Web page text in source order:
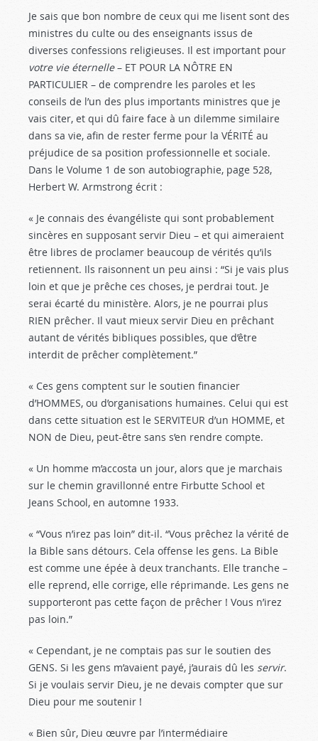
Je sais que bon nombre de ceux qui me lisent sont des
ministres du culte ou des enseignants issus de
diverses confessions religieuses. Il est important pour
votre vie éternelle– ET POUR LA NÔTRE EN
PARTICULIER – de comprendre les paroles et les
conseils de l’un des plus importants ministres que je
vais citer, et qui dû faire face à un dilemme similaire
dans sa vie, afin de rester ferme pour la VÉRITÉ au
préjudice de sa position professionnelle et sociale.
Dans le Volume 1 de son autobiographie, page 528,
Herbert W. Armstrong écrit :
« Je connais des évangéliste qui sont probablement
sincères en supposant servir Dieu – et qui aimeraient
être libres de proclamer beaucoup de vérités qu’ils
retiennent. Ils raisonnent un peu ainsi : “Si je vais plus
loin et que je prêche ces choses, je perdrai tout. Je
serai écarté du ministère. Alors, je ne pourrai plus
RIEN prêcher. Il vaut mieux servir Dieu en prêchant
autant de vérités bibliques possibles, que d’être
interdit de prêcher complètement.”
« Ces gens comptent sur le soutien financier
d’HOMMES, ou d’organisations humaines. Celui qui est
dans cette situation est le SERVITEUR d’un HOMME, et
NON de Dieu, peut-être sans s’en rendre compte.
« Un homme m’accosta un jour, alors que je marchais
sur le chemin gravillonné entre Firbutte School et
Jeans School, en automne 1933.
« “Vous n’irez pas loin” dit-il. “Vous prêchez la vérité de
la Bible sans détours. Cela offense les gens. La Bible
est comme une épée à deux tranchants. Elle tranche –
elle reprend, elle corrige, elle réprimande. Les gens ne
supporteront pas cette façon de prêcher ! Vous n’irez
pas loin.”
« Cependant, je ne comptais pas sur le soutien des
GENS. Si les gens m’avaient payé, j’aurais dû les servir.
Si je voulais servir Dieu, je ne devais compter que sur
Dieu pour me soutenir !
« Bien sûr, Dieu œuvre par l’intermédiaire